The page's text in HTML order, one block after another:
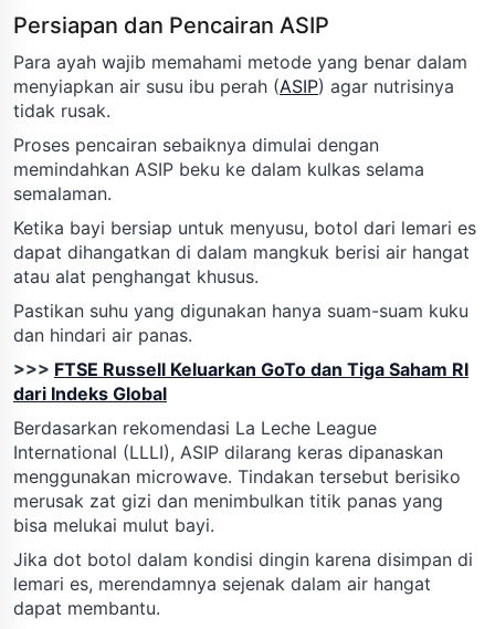
Persiapan dan Pencairan ASIP
Para ayah wajib memahami metode yang benar dalam
menyiapkan air susu ibu perah (ASIP) agar nutrisinya
tidak rusak.
Proses pencairan sebaiknya dimulai dengan
memindahkan ASIP beku ke dalam kulkas selama
semalaman.
Ketika bayi bersiap untuk menyusu, botol dari lemari es
dapat dihangatkan di dalam mangkuk berisi air hangat
atau alat penghangat khusus.
Pastikan suhu yang digunakan hanya suam-suam kuku
dan hindari air panas.
>>> FTSE Russell Keluarkan GoTo dan Tiga Saham RI
dari Indeks Global
Berdasarkan rekomendasi La Leche League
International (LLLI), ASIP dilarang keras dipanaskan
menggunakan microwave. Tindakan tersebut berisiko
merusak zat gizi dan menimbulkan titik panas yang
bisa melukai mulut bayi.
Jika dot botol dalam kondisi dingin karena disimpan di
lemari es, merendamnya sejenak dalam air hangat
dapat membantu.